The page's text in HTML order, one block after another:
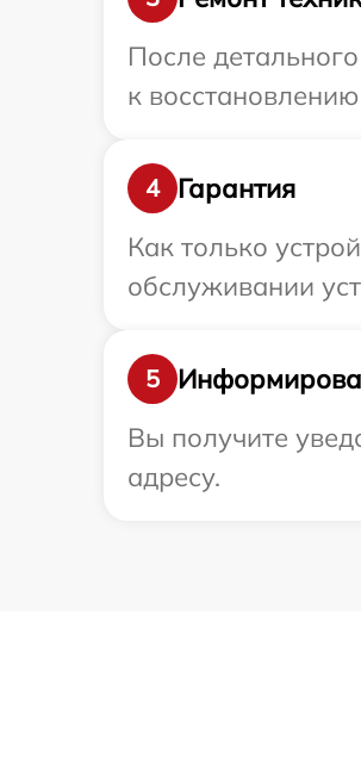
После
к
4
Гарантия
Как только
обслуживании
5
Вы получите
адресу.